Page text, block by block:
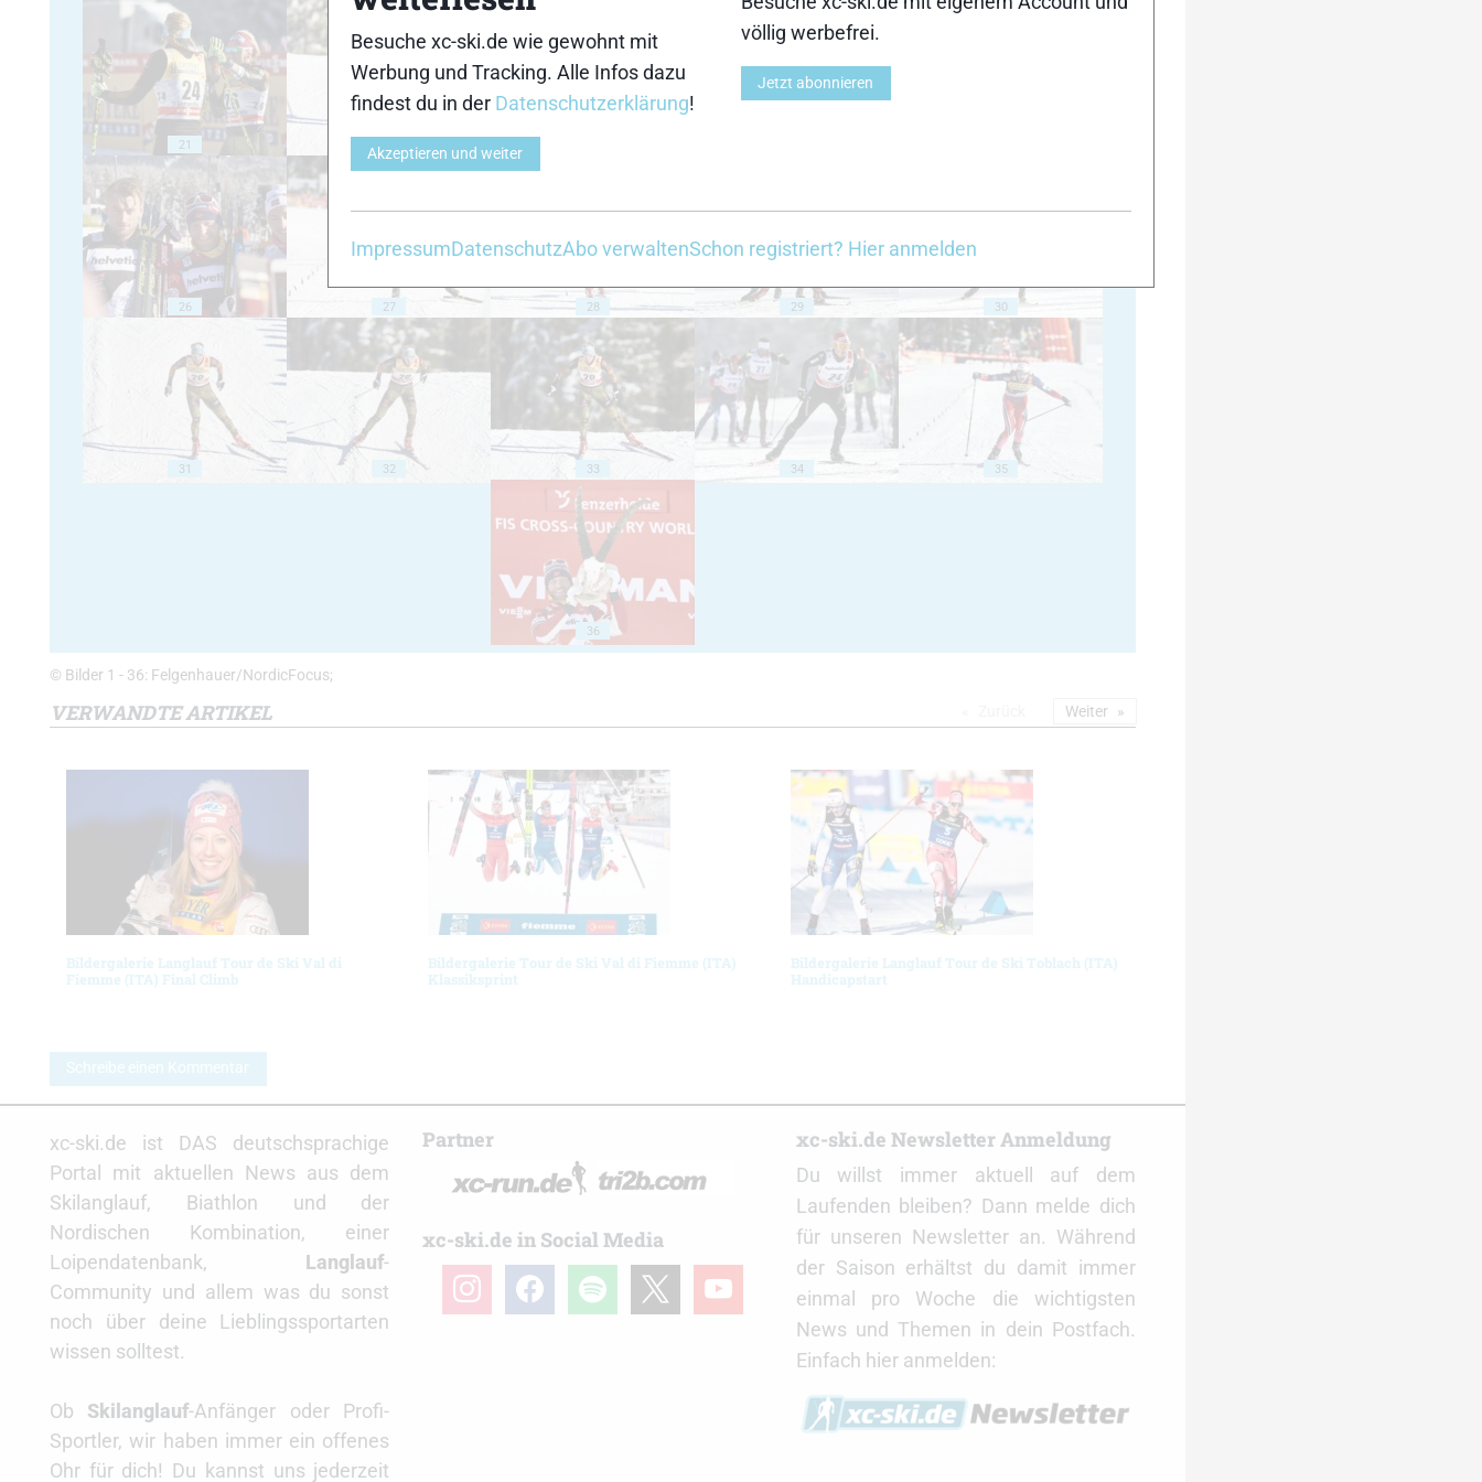
21
26 27 28 29 30
31 32 33 34 35
36
© Bilder 1 - 36: Felgenhauer/NordicFocus;
VERWANDTE ARTIKEL
Bildergalerie Langlauf Tour de Ski Val di
Fiemme (ITA) Final Climb
Bildergalerie Tour de Ski Val di Fiemme (ITA)
Klassiksprint
Bildergalerie Langlauf Tour de Ski Toblach (ITA)
Handicapstart
Weiter
Schreibe einen Kommentar
xc-ski.de ist DAS deutschsprachige
Portal mit aktuellen News aus dem
Skilanglauf, Biathlon und der
Nordischen Kombination, einer
Loipendatenbank, Langlauf-
Community und allem was du sonst
noch über deine Lieblingssportarten
wissen solltest.
Ob Skilanglauf-Anfänger oder Profi-
Sportler, wir haben immer ein offenes
Ohr für dich! Du kannst uns jederzeit
Partner
xc-ski.de in Social Media
instagramfacebookspotify youtube
xc-ski.de Newsletter Anmeldung
Du willst immer aktuell auf dem
Laufenden bleiben? Dann melde dich
für unseren Newsletter an. Während
der Saison erhältst du damit immer
einmal pro Woche die wichtigsten
News und Themen in dein Postfach.
Einfach hier anmelden:
Besuche xc-ski.de wie gewohnt mit
Werbung und Tracking. Alle Infos dazu
findest du in der Datenschutzerklärung!
Akzeptieren und weiter
völlig werbefrei.
Jetzt abonnieren
ImpressumDatenschutzAbo verwaltenSchon registriert? Hier anmelden